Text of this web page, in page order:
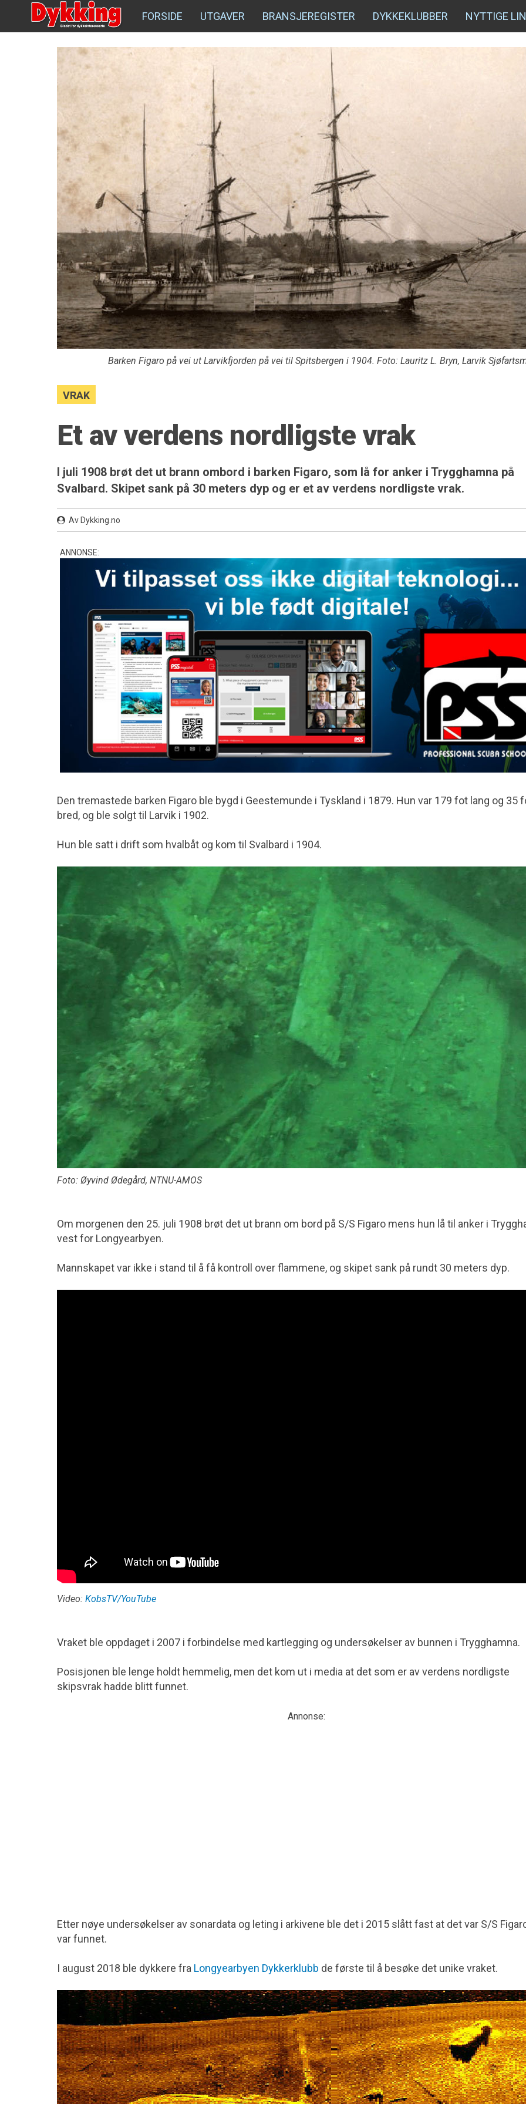
FORSIDE UTGAVER BRANSJEREGISTER DYKKEKLUBBER NYTTIGE
Barken Figaro på vei ut Larvikfjorden på vei til Spitsbergen i 1904. Foto: Lauritz L. Bryn, Larvik
VRAK
Et av verdens nordligste vrak
I juli 1908 brøt det ut brann ombord i barken Figaro, som lå for anker i Trygghamna på
Svalbard. Skipet sank på 30 meters dyp og er et av verdens nordligste vrak.
Av Dykking.no
ANNONSE:
Den tremastede barken Figaro ble bygd i Geestemunde i Tyskland i 1879. Hun var 179 fot lang og 35
bred, og ble solgt til Larvik i 1902.
Hun ble satt i drift som hvalbåt og kom til Svalbard i 1904.
Foto: Øyvind Ødegård, NTNU-AMOS
Om morgenen den 25. juli 1908 brøt det ut brann om bord på S/S Figaro mens hun lå til anker i
vest for Longyearbyen.
Mannskapet var ikke i stand til å få kontroll over flammene, og skipet sank på rundt 30 meters dyp.
Video: KobsTV/YouTube
Vraket ble oppdaget i 2007 i forbindelse med kartlegging og undersøkelser av bunnen i Trygghamna.
Posisjonen ble lenge holdt hemmelig, men det kom ut i media at det som er av verdens nordligste
skipsvrak hadde blitt funnet.
Annonse:
Etter nøye undersøkelser av sonardata og leting i arkivene ble det i 2015 slått fast at det var S/S
var funnet.
I august 2018 ble dykkere fra Longyearbyen Dykkerklubb de første til å besøke det unike vraket.